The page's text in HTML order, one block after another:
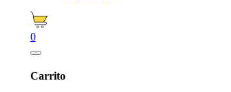
0
Carrito